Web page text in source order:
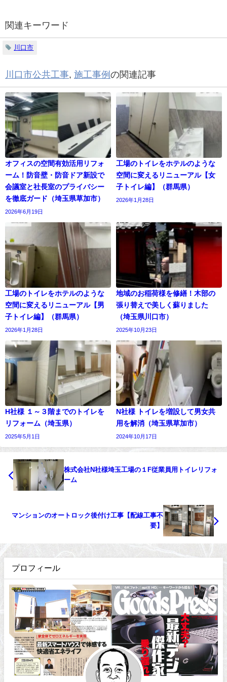
関連キーワード
川口市
川口市公共工事, 施工事例 の関連記事
オフィスの空間有効活用リフォ
ーム！防音壁・防音ドア新設で
会議室と社長室のプライバシー
を徹底ガード（埼玉県草加市）
2026年6月19日
工場のトイレをホテルのような
空間に変えるリニューアル【女
子トイレ編】（群馬県）
2026年1月28日
工場のトイレをホテルのような
空間に変えるリニューアル【男
子トイレ編】（群馬県）
2026年1月28日
地域のお稲荷様を修繕！木部の
張り替えで美しく蘇りました
（埼玉県川口市）
2025年10月23日
H社様 １～３階までのトイレを
リフォーム（埼玉県）
2025年5月1日
N社様 トイレを増設して男女共
用を解消（埼玉県草加市）
2024年10月17日
株式会社N社様埼玉工場の１F従業員用トイレリフォ
ーム
マンションのオートロック後付け工事【配線工事不
要】
プロフィール